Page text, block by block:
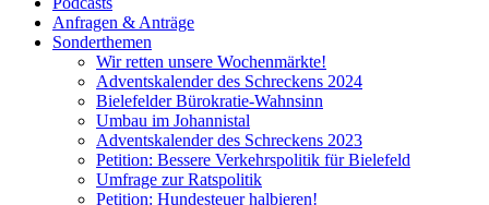
Anfragen & Anträge
Sonderthemen
Wir retten unsere Wochenmärkte!
Adventskalender des Schreckens 2024
Bielefelder Bürokratie-Wahnsinn
Umbau im Johannistal
Adventskalender des Schreckens 2023
Petition: Bessere Verkehrspolitik für Bielefeld​​
Umfrage zur Ratspolitik
Petition: Hundesteuer halbieren!